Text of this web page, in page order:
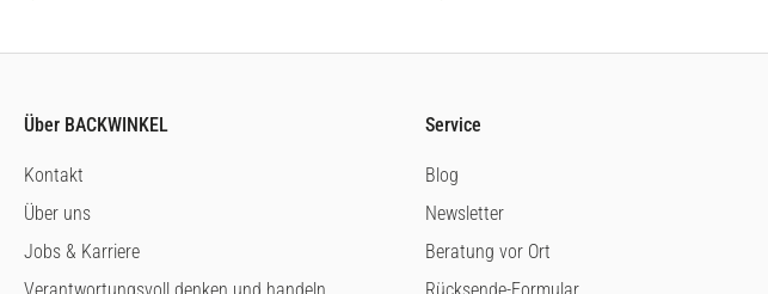
Über BACKWINKEL
Kontakt
Über uns
Jobs & Karriere
Service
Blog
Newsletter
Beratung vor Ort